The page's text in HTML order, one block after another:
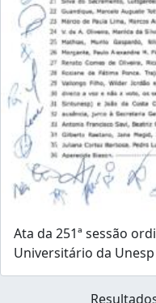
Ata da 251ª sessão
Universitário da